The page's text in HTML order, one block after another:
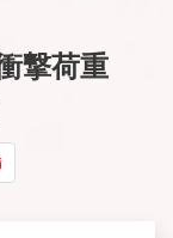
撃荷重